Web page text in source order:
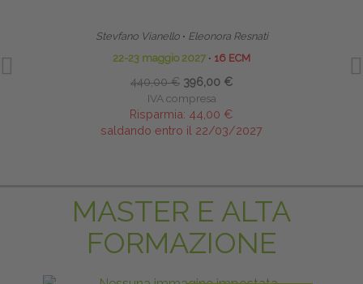
Stevfano Vianello ∙ Eleonora Resnati
22-23 maggio 2027 ∙ 16 ECM
440,00 € 396,00 €
IVA compresa
Risparmia: 44,00 €
saldando entro il 22/03/2027
MASTER E ALTA
FORMAZIONE